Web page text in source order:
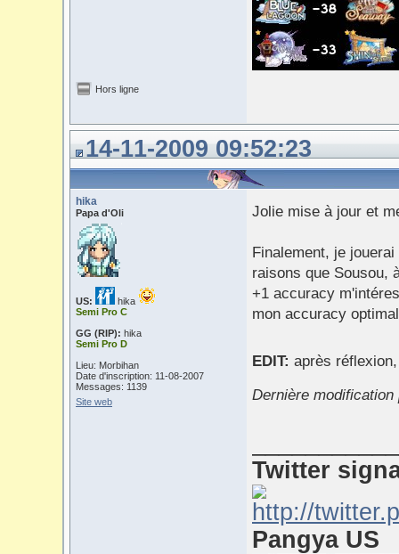
Hors ligne
14-11-2009 09:52:23
hika
Papa d'Oli
US:
hika
Semi Pro C
GG (RIP): hika
Semi Pro D
Lieu: Morbihan
Date d'inscription: 11-08-2007
Messages: 1139
Site web
Jolie mise à jour et
Finalement, je
raisons que Sousou,
+1 accuracy
mon accuracy
EDIT: après
Dernière modification
Twitter
Pangya US